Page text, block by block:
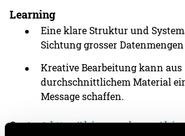
Learning
Eine klare Struktur und
Sichtung grosser
Kreative Bearbeitung kann aus
durchschnittlichem Material
Message schaffen.
Content:https://drive.google.com/